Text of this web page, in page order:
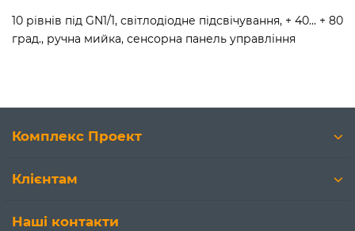
10 рівнів під GN1/1, світлодіодне підсвічування, + 40... + 80
град., ручна мийка, сенсорна панель управління
Комплекс Проект
Клієнтам
Наші контакти